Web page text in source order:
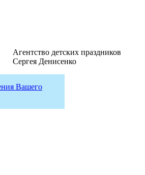
Агентство детских праздников
Сергея Денисенко
Вашего